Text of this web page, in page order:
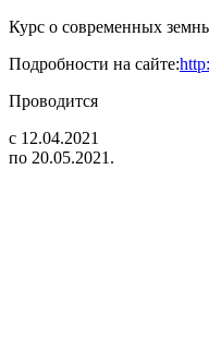
Курс о современных
Подробности на сайте:
Проводится
с 12.04.2021
по 20.05.2021.